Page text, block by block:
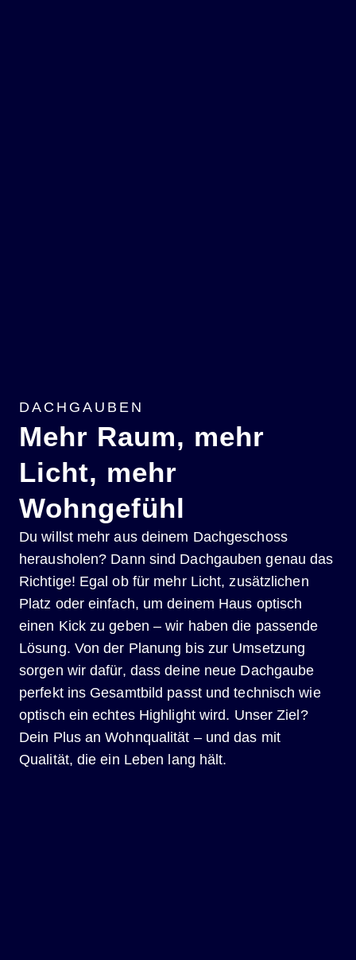
DACHGAUBEN
Mehr Raum, mehr
Licht, mehr
Wohngefühl
Du willst mehr aus deinem Dachgeschoss
herausholen? Dann sind Dachgauben genau das
Richtige! Egal ob für mehr Licht, zusätzlichen
Platz oder einfach, um deinem Haus optisch
einen Kick zu geben – wir haben die passende
Lösung. Von der Planung bis zur Umsetzung
sorgen wir dafür, dass deine neue Dachgaube
perfekt ins Gesamtbild passt und technisch wie
optisch ein echtes Highlight wird. Unser Ziel?
Dein Plus an Wohnqualität – und das mit
Qualität, die ein Leben lang hält.